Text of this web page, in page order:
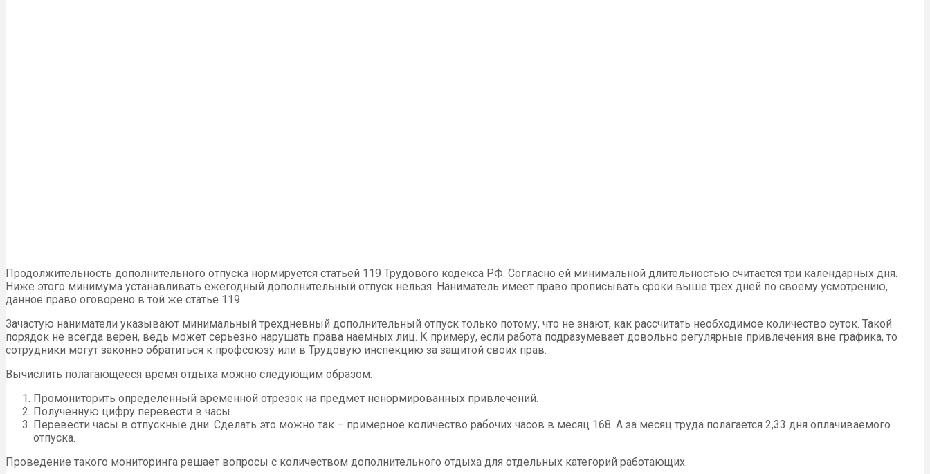
Продолжительность дополнительного отпуска нормируется статьей 119 Трудового кодекса РФ. Согласно ей минимальной длительностью считается три календарных дня.
Ниже этого минимума устанавливать ежегодный дополнительный отпуск нельзя. Наниматель имеет право прописывать сроки выше трех дней по своему усмотрению,
данное право оговорено в той же статье 119.
Зачастую наниматели указывают минимальный трехдневный дополнительный отпуск только потому, что не знают, как рассчитать необходимое количество суток. Такой
порядок не всегда верен, ведь может серьезно нарушать права наемных лиц. К примеру, если работа подразумевает довольно регулярные привлечения вне графика, то
сотрудники могут законно обратиться к профсоюзу или в Трудовую инспекцию за защитой своих прав.
Вычислить полагающееся время отдыха можно следующим образом:
Промониторить определенный временной отрезок на предмет ненормированных привлечений.
Полученную цифру перевести в часы.
Перевести часы в отпускные дни. Сделать это можно так – примерное количество рабочих часов в месяц 168. А за месяц труда полагается 2,33 дня оплачиваемого
отпуска.
Проведение такого мониторинга решает вопросы с количеством дополнительного отдыха для отдельных категорий работающих.